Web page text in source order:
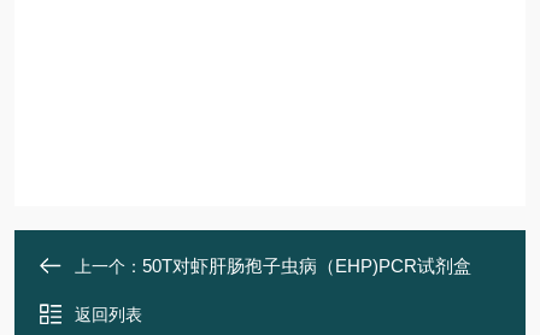
上一个： 50T对虾肝肠孢子虫病（EHP)PCR试剂盒
返回列表